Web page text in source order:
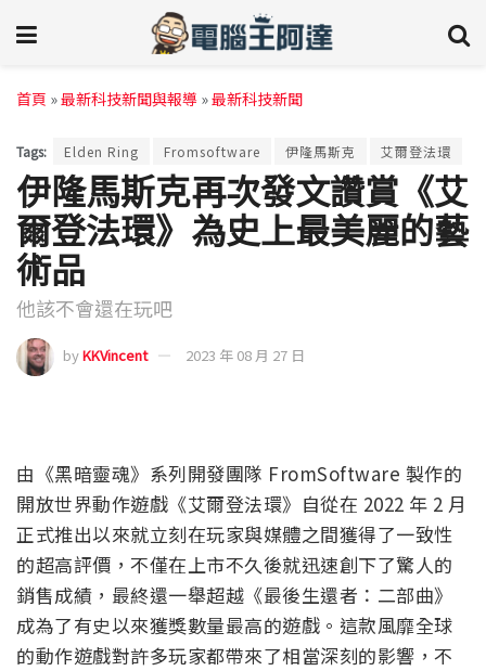
首頁 »最新科技新聞與報導 »最新科技新聞
Tags: Elden Ring Fromsoftware 伊隆馬斯克 艾爾登法環
伊隆馬斯克再次發文讚賞《艾
爾登法環》為史上最美麗的藝
術品
他該不會還在玩吧
byKKVincent 2023 年 08 月 27 日
由《黑暗靈魂》系列開發團隊 FromSoftware 製作的
開放世界動作遊戲《艾爾登法環》自從在 2022 年 2 月
正式推出以來就立刻在玩家與媒體之間獲得了一致性
的超高評價，不僅在上市不久後就迅速創下了驚人的
銷售成績，最終還一舉超越《最後生還者：二部曲》
成為了有史以來獲獎數量最高的遊戲。這款風靡全球
的動作遊戲對許多玩家都帶來了相當深刻的影響，不